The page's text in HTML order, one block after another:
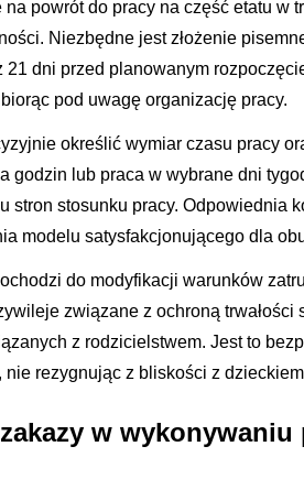
powrót do pracy na część etatu w
Niezbędne jest złożenie
21 dni przed planowanym
pod uwagę organizację pracy.
określić wymiar czasu pracy
godzin lub praca w wybrane dni
stron stosunku pracy. Odpowiednia
modelu satysfakcjonującego dla
do modyfikacji warunków
związane z ochroną trwałości
z rodzicielstwem. Jest to
nie rezygnując z bliskości z
w wykonywaniu